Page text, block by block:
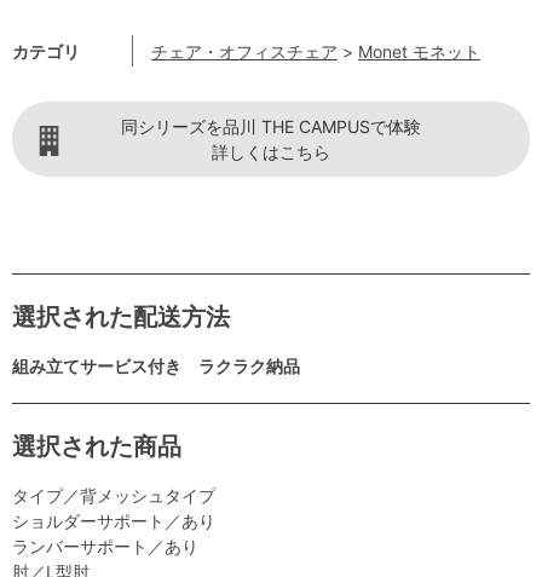
カテゴリ チェア・オフィスチェア > Monet モネット
同シリーズを品川 THE CAMPUSで体験
詳しくはこちら
選択された配送方法
組み立てサービス付き ラクラク納品
選択された商品
タイプ／背メッシュタイプ
ショルダーサポート／あり
ランバーサポート／あり
肘／L型肘